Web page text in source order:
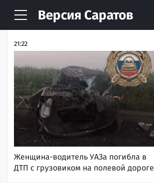
Версия Саратов
НОВОСТИ АРХИВ
21:22
Женщина-водитель УАЗа погибла в
ДТП с грузовиком на полевой дороге